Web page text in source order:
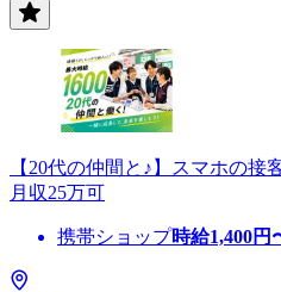
【20代の仲間と♪】スマホの
月収25万可
携帯ショップ時給1,400円